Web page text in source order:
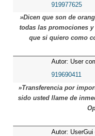
919977625
»Dicen que son de
todas las promociones
que si quiero como
Autor: User
919690411
»Transferencia por
sido usted llame de
Autor: